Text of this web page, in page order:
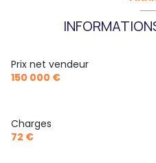
Prix net vendeur
150 000 €
Charges
72 €